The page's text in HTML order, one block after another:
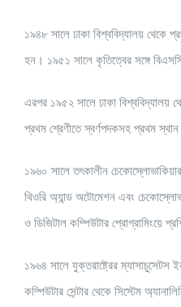
১৯৪৮ সালে ঢাকা বিশ্ববিদ্যালয় থেকে
হন। ১৯৫১ সালে কৃতিত্বের সঙ্গে
এরপর ১৯৫২ সালে ঢাকা বিশ্ববিদ্যালয়
প্রথম শ্রেণীতে স্বর্ণপদকসহ প্রথম
১৯৬০ সালে তৎকালীন
থিওরি অ্যান্ড অটোমেশন এবং
ও ডিজিটাল কম্পিউটার প্রোগ্রামিংয়ে
১৯৬৪ সালে যুক্তরাষ্ট্রের
কম্পিউটার সেন্টার থেকে সিস্টেম